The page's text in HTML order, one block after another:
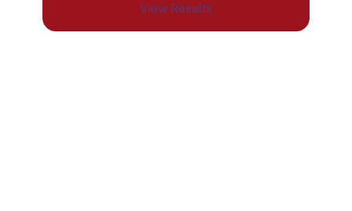
View Results